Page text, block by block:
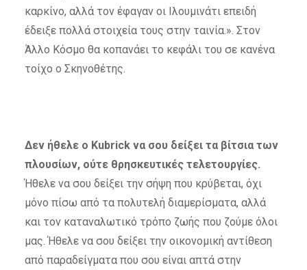
καρκίνο, αλλά τον έφαγαν οι Ιλουμινάτι επειδή
έδειξε πολλά στοιχεία τους στην ταινία.». Στον
Άλλο Κόσμο θα κοπανάει το κεφάλι του σε κανένα
τοίχο ο Σκηνοθέτης.
Δεν ήθελε ο Kubrick να σου δείξει τα βίτσια των
πλουσίων, ούτε θρησκευτικές τελετουργίες.
Ήθελε να σου δείξει την σήψη που κρύβεται, όχι
μόνο πίσω από τα πολυτελή διαμερίσματα, αλλά
και τον καταναλωτικό τρόπο ζωής που ζούμε όλοι
μας. Ήθελε να σου δείξει την οικονομική αντίθεση
από παραδείγματα που σου είναι απτά στην